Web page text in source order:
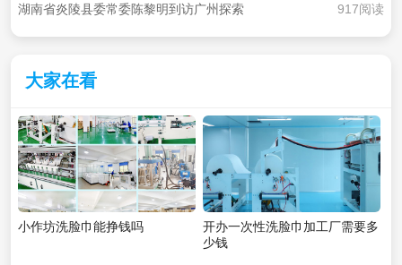
湖南省炎陵县委常委陈黎明到访广州探索 917阅读
大家在看
小作坊洗脸巾能挣钱吗
开办一次性洗脸巾加工厂需要多
少钱